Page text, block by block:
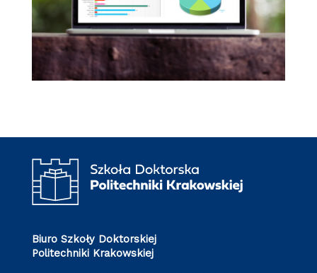
Biuro Szkoły Doktorskiej
Politechniki Krakowskiej